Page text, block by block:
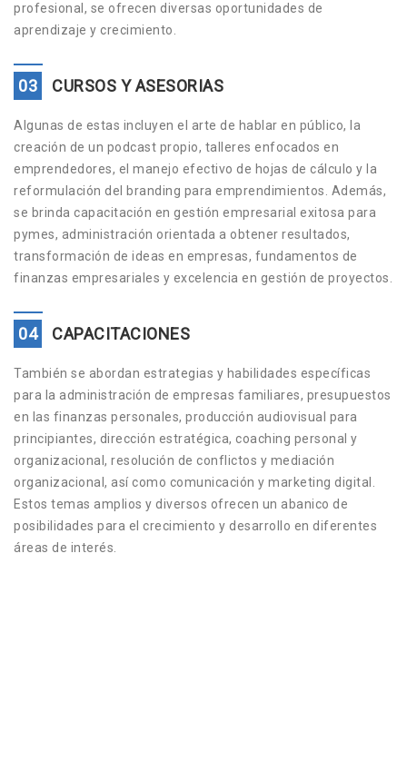
profesional, se ofrecen diversas oportunidades de
aprendizaje y crecimiento.
03 CURSOS Y ASESORIAS
Algunas de estas incluyen el arte de hablar en público, la
creación de un podcast propio, talleres enfocados en
emprendedores, el manejo efectivo de hojas de cálculo y la
reformulación del branding para emprendimientos. Además,
se brinda capacitación en gestión empresarial exitosa para
pymes, administración orientada a obtener resultados,
transformación de ideas en empresas, fundamentos de
finanzas empresariales y excelencia en gestión de proyectos.
04 CAPACITACIONES
También se abordan estrategias y habilidades específicas
para la administración de empresas familiares, presupuestos
en las finanzas personales, producción audiovisual para
principiantes, dirección estratégica, coaching personal y
organizacional, resolución de conflictos y mediación
organizacional, así como comunicación y marketing digital.
Estos temas amplios y diversos ofrecen un abanico de
posibilidades para el crecimiento y desarrollo en diferentes
áreas de interés.